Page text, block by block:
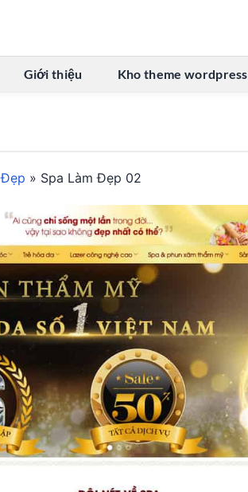
Giới thiệu Kho theme wordpress
» Spa Làm Đẹp 02